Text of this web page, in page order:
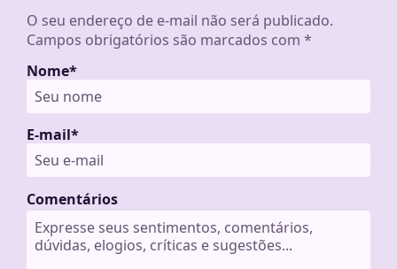
O seu endereço de e-mail não será publicado.
Campos obrigatórios são marcados com *
Comentários
Nome*
E-mail*